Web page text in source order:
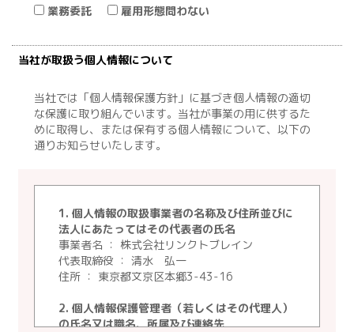
業務委託
雇用形態問わない
当社が取扱う個人情報について
当社では「個人情報保護方針」に基づき個人情報の適切
な保護に取り組んでいます。当社が事業の用に供するた
めに取得し、または保有する個人情報について、以下の
通りお知らせいたします。
1. 個人情報の取扱事業者の名称及び住所並びに
法人にあたってはその代表者の氏名
事業者名 ： 株式会社リンクトブレイン
代表取締役 ： 清水 弘一
住所 ： 東京都文京区本郷3-43-16
2. 個人情報保護管理者（若しくはその代理人）
の氏名又は職名、所属及び連絡先